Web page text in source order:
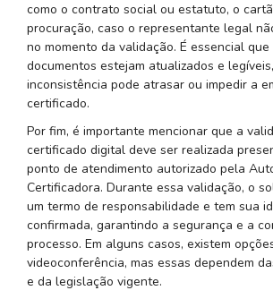
como o contrato social ou estatuto, o
procuração, caso o representante legal
no momento da validação. É essencial
documentos estejam atualizados e
inconsistência pode atrasar ou impedir a
certificado.
Por fim, é importante mencionar que a
certificado digital deve ser realizada
ponto de atendimento autorizado pela
Certificadora. Durante essa validação, o
um termo de responsabilidade e tem sua
confirmada, garantindo a segurança e a
processo. Em alguns casos, existem
videoconferência, mas essas dependem
e da legislação vigente.